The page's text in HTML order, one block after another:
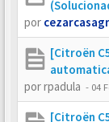
por
[Citroën
porrpadula - 04
[Citroën